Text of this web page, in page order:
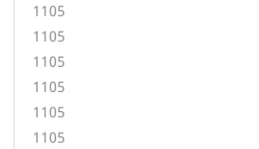
1105
1105
1105
1105
1105
1105